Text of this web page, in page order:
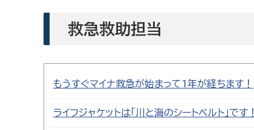
救急救助担当
もうすぐマイナ救急が始まって1年が経ちます！
ライフジャケットは「川と海のシートベルト」です！